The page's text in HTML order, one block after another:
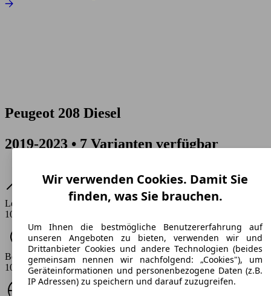
Peugeot 208 Diesel
2019-2023 • 7 Varianten verfügbar
Leistung
102 PS
Beschleunigung (0-100 km/h)
10.2 s
Wir verwenden Cookies. Damit Sie
finden, was Sie brauchen.
Um Ihnen die bestmögliche Benutzererfahrung auf
unseren Angeboten zu bieten, verwenden wir und
Drittanbieter Cookies und andere Technologien (beides
gemeinsam nennen wir nachfolgend: „Cookies"), um
Geräteinformationen und personenbezogene Daten (z.B.
IP Adressen) zu speichern und darauf zuzugreifen.